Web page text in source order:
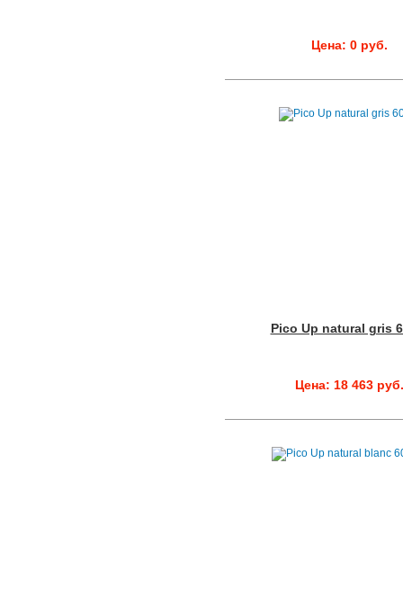
Цена: 0 руб.
Pico Up natural gris
Цена: 18 463 руб.